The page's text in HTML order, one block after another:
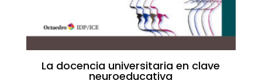
La docencia universitaria en clave
neuroeducativa